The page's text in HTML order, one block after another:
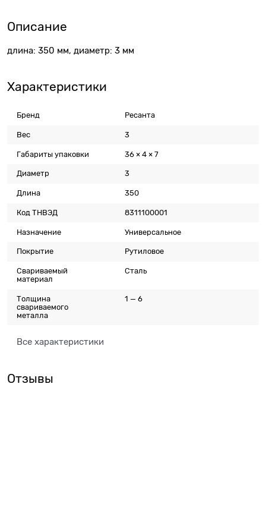
Описание
длина: 350 мм, диаметр: 3 мм
Характеристики
Бренд Ресанта
Вес 3
Габариты упаковки 36 × 4 × 7
Диаметр 3
Длина 350
Код ТНВЭД 8311100001
Назначение Универсальное
Покрытие Рутиловое
Свариваемый
материал
Сталь
Толщина
свариваемого
металла
1 — 6
Все характеристики
Отзывы